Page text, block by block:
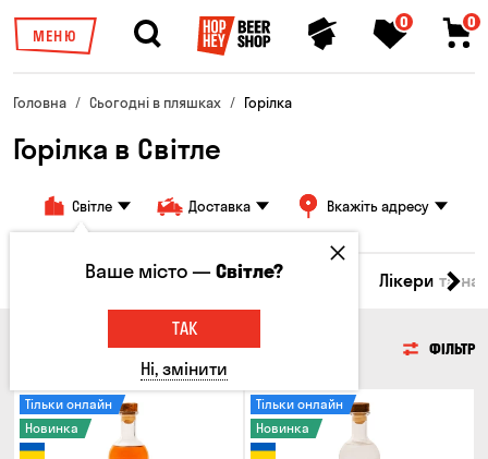
МЕНЮ
0 0
Головна Сьогодні в пляшках Горілка
Горілка в Світле
Світле Доставка Вкажіть адресу
Віскі Коктейлі Горілка Лікери та
ГОРІЛКА ФІЛЬТР
Тільки онлайн
Новинка
Тільки онлайн
Новинка
Ваше місто —Світле?
ТАК
Ні, змінити